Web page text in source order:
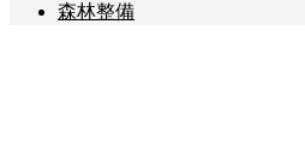
森林整備